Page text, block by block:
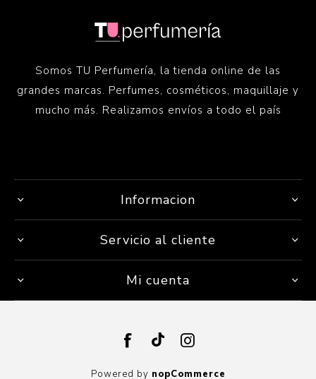
Somos TU Perfumería, la tienda online de las
grandes marcas. Perfumes, cosméticos, maquillaje y
mucho más. Realizamos envíos a todo el país
Informacion
Servicio al cliente
Mi cuenta
Powered by nopCommerce